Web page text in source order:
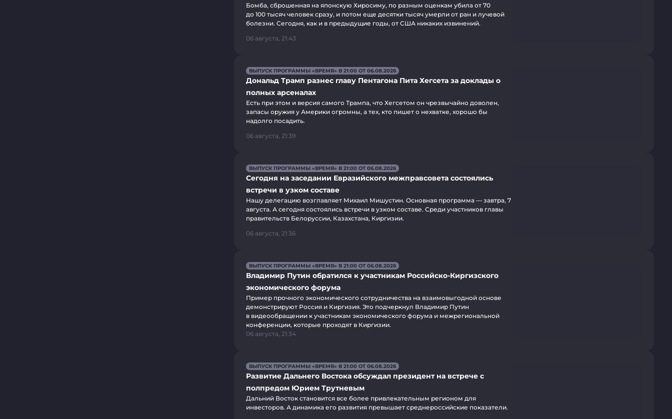
Бомба, сброшенная на японскую Хиросиму, по разным оценкам убила от 70
до 100 тысяч человек сразу, и потом еще десятки тысяч умерли от ран и лучевой
болезни. Сегодня, как и в предыдущие годы, от США никаких извинений.
06 августа, 21:43
ВЫПУСК ПРОГРАММЫ «ВРЕМЯ» В 21:00 ОТ 06.08.2026
Дональд Трамп разнес главу Пентагона Пита Хегсета за доклады о
полных арсеналах
Есть при этом и версия самого Трампа, что Хегсетом он чрезвычайно доволен,
запасы оружия у Америки огромны, а тех, кто пишет о нехватке, хорошо бы
надолго посадить.
06 августа, 21:39
ВЫПУСК ПРОГРАММЫ «ВРЕМЯ» В 21:00 ОТ 06.08.2026
Сегодня на заседании Евразийского межправсовета состоялись
встречи в узком составе
Нашу делегацию возглавляет Михаил Мишустин. Основная программа — завтра, 7
августа. А сегодня состоялись встречи в узком составе. Среди участников главы
правительств Белоруссии, Казахстана, Киргизии.
06 августа, 21:36
ВЫПУСК ПРОГРАММЫ «ВРЕМЯ» В 21:00 ОТ 06.08.2026
Владимир Путин обратился к участникам Российско-Киргизского
экономического форума
Пример прочного экономического сотрудничества на взаимовыгодной основе
демонстрируют Россия и Киргизия. Это подчеркнул Владимир Путин
в видеообращении к участникам экономического форума и межрегиональной
конференции, которые проходят в Киргизии.
06 августа, 21:34
ВЫПУСК ПРОГРАММЫ «ВРЕМЯ» В 21:00 ОТ 06.08.2026
Развитие Дальнего Востока обсуждал президент на встрече с
полпредом Юрием Трутневым
Дальний Восток становится все более привлекательным регионом для
инвесторов. А динамика его развития превышает среднероссийские показатели.